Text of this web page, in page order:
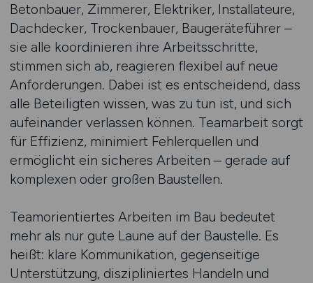
Betonbauer, Zimmerer, Elektriker, Installateure,
Dachdecker, Trockenbauer, Baugeräteführer –
sie alle koordinieren ihre Arbeitsschritte,
stimmen sich ab, reagieren flexibel auf neue
Anforderungen. Dabei ist es entscheidend, dass
alle Beteiligten wissen, was zu tun ist, und sich
aufeinander verlassen können. Teamarbeit sorgt
für Effizienz, minimiert Fehlerquellen und
ermöglicht ein sicheres Arbeiten – gerade auf
komplexen oder großen Baustellen.
Teamorientiertes Arbeiten im Bau bedeutet
mehr als nur gute Laune auf der Baustelle. Es
heißt: klare Kommunikation, gegenseitige
Unterstützung, diszipliniertes Handeln und